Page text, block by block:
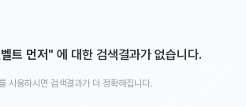
트 먼저" 에 대한 검색결과가 없습니다.
사용하시면 검색결과가 더 정확해집니다.